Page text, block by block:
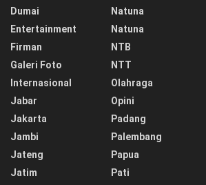
Dumai
Entertainment
Firman
Galeri Foto
Internasional
Jabar
Jakarta
Jambi
Jateng
Jatim
Natuna
Natuna
NTB
NTT
Olahraga
Opini
Padang
Palembang
Papua
Pati